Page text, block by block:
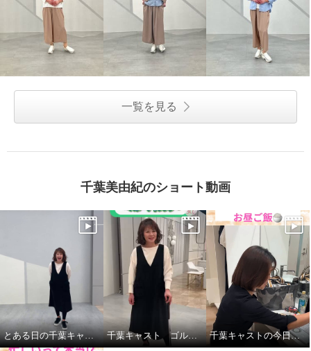
一覧を見る
千葉美由紀のショート動画
とある日の千葉キャストの私服紹介 千葉キャスト ゴルフに挑戦！ 千葉キャストの今日の昼ごはん